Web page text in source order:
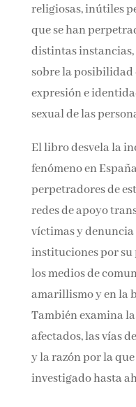
organizaciones
altamente
nuestro país desde
intento de engañar
modificar o
de género o la
El libro desvela la
fenómeno en
perpetradores de
redes de apoyo
víctimas y
instituciones por su
de los medios de
amarillismo y en la
También examina
afectados, las vías
impunidad y la